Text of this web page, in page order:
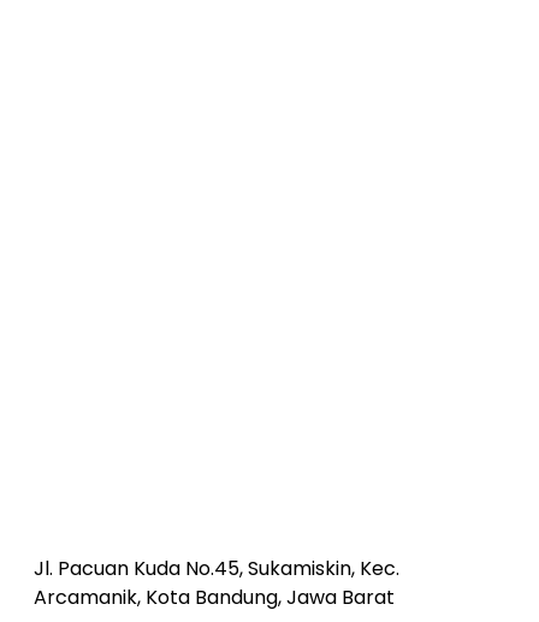
Jl. Pacuan Kuda No.45, Sukamiskin, Kec.
Arcamanik, Kota Bandung, Jawa Barat